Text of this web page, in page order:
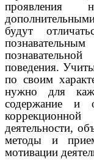
проявления
будут
поведения.
по своим
нужно для
содержание и
деятельности,
методы и
мотивации